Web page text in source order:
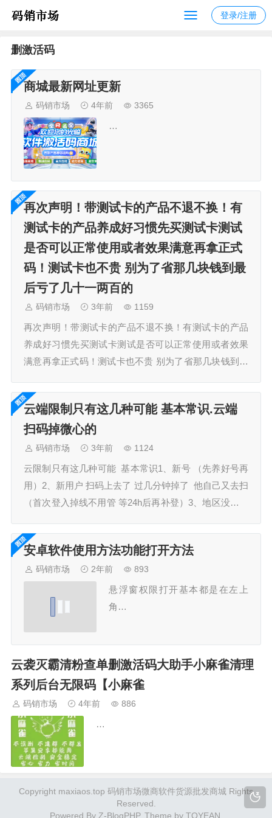
登录/注册
删激活码
商城最新网址更新
码销市场 4年前 3365
…
再次声明！带测试卡的产品不退不换！有
测试卡的产品养成好习惯先买测试卡测试
是否可以正常使用或者效果满意再拿正式
码！测试卡也不贵 别为了省那几块钱到最
后亏了几十一两百的
码销市场 3年前 1159
再次声明！带测试卡的产品不退不换！有测试卡的产品
养成好习惯先买测试卡测试是否可以正常使用或者效果
满意再拿正式码！测试卡也不贵 别为了省那几块钱到最
云端限制只有这几种可能 基本常识.云端
扫码掉微心的
码销市场 3年前 1124
云限制只有这几种可能 基本常识1、新号 （先养好号再
用）2、新用户 扫码上去了 过几分钟掉了 他自己又去扫
（首次登入掉线不用管 等24h后再补登）3、地区没搞对
掉微心…
安卓软件使用方法功能打开方法
码销市场 2年前 893
悬浮窗权限打开基本都是在左上
角…
云袭灭霸清粉查单删激活码大助手小麻雀清理
系列后台无限码【小麻雀
码销市场 4年前 886
…
Copyright maxiaos.top 码销市场微商软件货源批发商城 Rights
Reserved.
Powered By Z-BlogPHP. Theme by TOYEAN